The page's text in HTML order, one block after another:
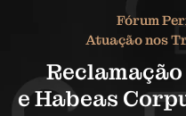
Fórum
Atuação nos
e Habeas